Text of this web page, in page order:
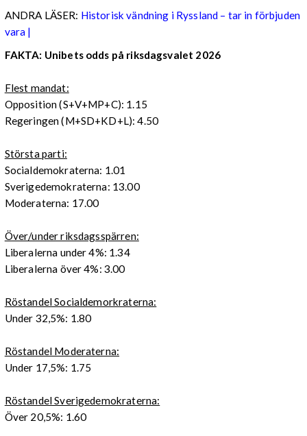
ANDRA LÄSER: Historisk vändning i Ryssland – tar in förbjuden
vara |
FAKTA: Unibets odds på riksdagsvalet 2026
Flest mandat:
Opposition (S+V+MP+C): 1.15
Regeringen (M+SD+KD+L): 4.50
Största parti:
Socialdemokraterna: 1.01
Sverigedemokraterna: 13.00
Moderaterna: 17.00
Över/under riksdagsspärren:
Liberalerna under 4%: 1.34
Liberalerna över 4%: 3.00
Röstandel Socialdemorkraterna:
Under 32,5%: 1.80
Röstandel Moderaterna:
Under 17,5%: 1.75
Röstandel Sverigedemokraterna:
Över 20,5%: 1.60